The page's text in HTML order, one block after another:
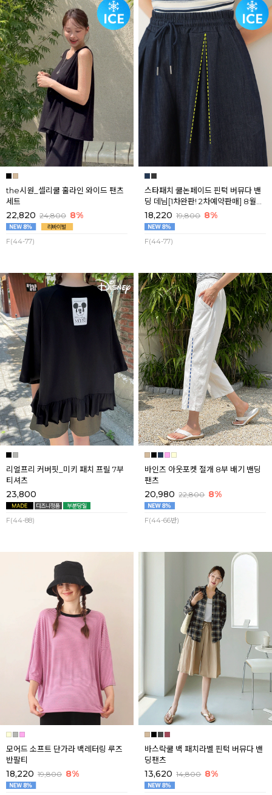
the시원_셀리쿨 훌라인 와이드 팬츠
세트
22,820 24,800 8%
F(44-77)
스타패치 쿨논페이드 핀턱 버뮤다 밴
딩 데님[1차완판! 2차예약판매] 8월셋
째주 순차배송
18,220 19,800 8%
F(44-77)
리얼프리 커버핏_미키 패치 프릴 7부
티셔츠
23,800
F(44-88)
바인즈 아웃포켓 절개 8부 배기 밴딩
팬츠
20,980 22,800 8%
F(44-66반)
모어드 소프트 단가라 백레터링 루즈
반팔티
18,220 19,800 8%
바스락쿨 백 패치라벨 핀턱 버뮤다 밴
딩팬츠
13,620 14,800 8%